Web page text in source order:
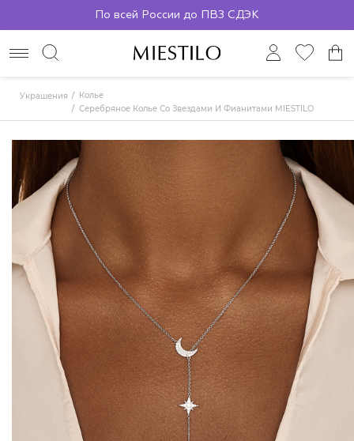
По всей России до ПВЗ СДЭК
Украшения
Колье
Серебряное Колье Со Звездами И Фианитами MIESTILO